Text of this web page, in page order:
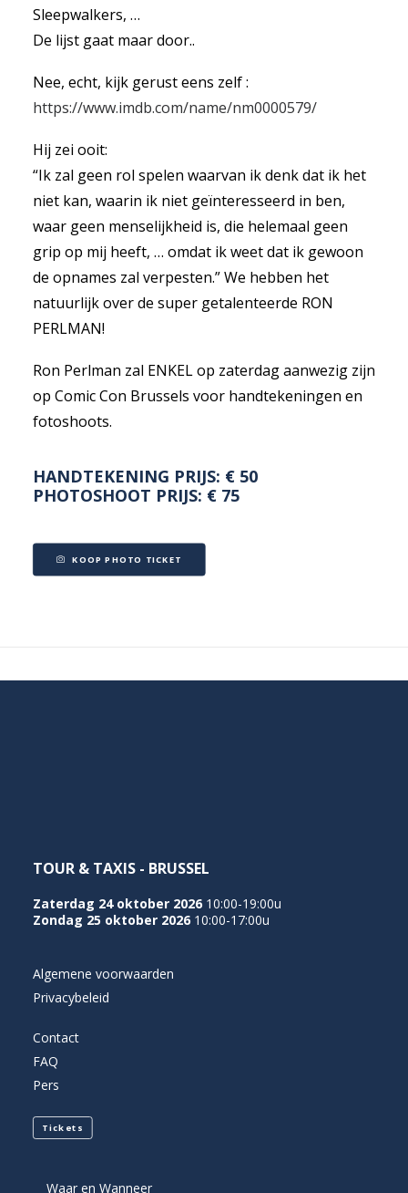
Sleepwalkers, …
De lijst gaat maar door..
Nee, echt, kijk gerust eens zelf :
https://www.imdb.com/name/nm0000579/
Hij zei ooit:
“Ik zal geen rol spelen waarvan ik denk dat ik het
niet kan, waarin ik niet geïnteresseerd in ben,
waar geen menselijkheid is, die helemaal geen
grip op mij heeft, … omdat ik weet dat ik gewoon
de opnames zal verpesten.” We hebben het
natuurlijk over de super getalenteerde RON
PERLMAN!
Ron Perlman zal ENKEL op zaterdag aanwezig zijn
op Comic Con Brussels voor handtekeningen en
fotoshoots.
HANDTEKENING PRIJS: € 50
PHOTOSHOOT PRIJS: € 75
KOOP PHOTO TICKET
TOUR & TAXIS - BRUSSEL
Zaterdag 24 oktober 2026 10:00-19:00u
Zondag 25 oktober 2026 10:00-17:00u
Algemene voorwaarden
Privacybeleid
Contact
FAQ
Pers
Tickets
Waar en Wanneer